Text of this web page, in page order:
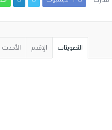
التصويتات الإقدم الأحدث